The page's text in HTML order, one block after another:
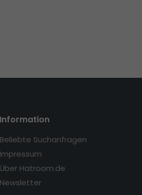
Information
Beliebte Suchanfragen
Impressum
Über Hatroom.de
Newsletter